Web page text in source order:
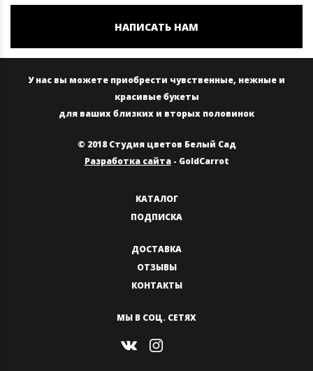
НАПИСАТЬ НАМ
У нас вы можете приобрести чувственные, нежные и
красивые букеты
для ваших близких и вторых половинок
© 2018 Студия цветов Белый Сад
Разработка сайта- GoldCarrot
КАТАЛОГ
ПОДПИСКА
ДОСТАВКА
ОТЗЫВЫ
КОНТАКТЫ
МЫ В СОЦ. СЕТЯХ